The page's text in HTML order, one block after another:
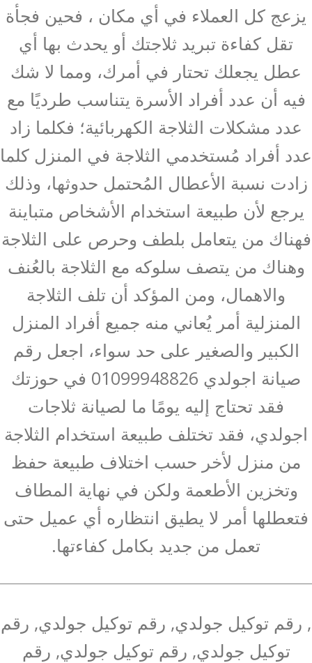
يزعج كل العملاء في أي مكان ، فحين فجأة
تقل كفاءة تبريد ثلاجتك أو يحدث بها أي
عطل يجعلك تحتار في أمرك، ومما لا شك
فيه أن عدد أفراد الأسرة يتناسب طرديًا مع
عدد مشكلات الثلاجة الكهربائية؛ فكلما زاد
عدد أفراد مُستخدمي الثلاجة في المنزل كلما
زادت نسبة الأعطال المُحتمل حدوثها، وذلك
يرجع لأن طبيعة استخدام الأشخاص متباينة
فهناك من يتعامل بلطف وحرص على الثلاجة
وهناك من يتصف سلوكه مع الثلاجة بالعُنف
والاهمال، ومن المؤكد أن تلف الثلاجة
المنزلية أمر يُعاني منه جميع أفراد المنزل
الكبير والصغير على حد سواء، اجعل رقم
صيانة اجولدي 01099948826 في حوزتك
فقد تحتاج إليه يومًا ما لصيانة ثلاجات
اجولدي، فقد تختلف طبيعة استخدام الثلاجة
من منزل لأخر حسب اختلاف طبيعة حفظ
وتخزين الأطعمة ولكن في نهاية المطاف
فتعطلها أمر لا يطيق انتظاره أي عميل حتى
تعمل من جديد بكامل كفاءتها.
, رقم توكيل جولدي, رقم توكيل جولدي, رقم
توكيل جولدي, رقم توكيل جولدي, رقم